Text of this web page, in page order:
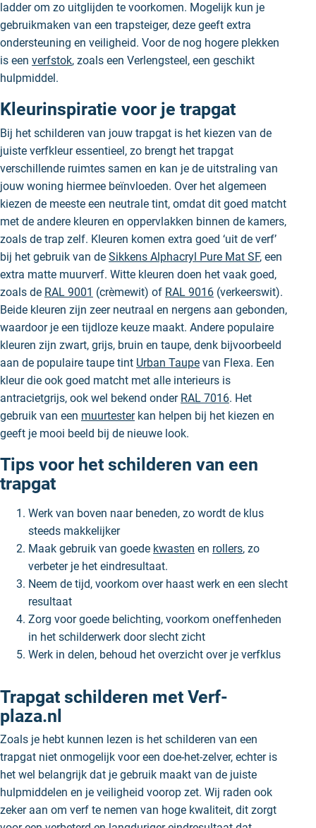
ladder om zo uitglijden te voorkomen. Mogelijk kun je
gebruikmaken van een trapsteiger, deze geeft extra
ondersteuning en veiligheid. Voor de nog hogere plekken
is een verfstok, zoals een Verlengsteel , een geschikt
hulpmiddel.
Kleurinspiratie voor je trapgat
Bij het schilderen van jouw trapgat is het kiezen van de
juiste verfkleur essentieel, zo brengt het trapgat
verschillende ruimtes samen en kan je de uitstraling van
jouw woning hiermee beïnvloeden. Over het algemeen
kiezen de meeste een neutrale tint, omdat dit goed matcht
met de andere kleuren en oppervlakken binnen de kamers,
zoals de trap zelf. Kleuren komen extra goed ‘uit de verf’
bij het gebruik van de Sikkens Alphacryl Pure Mat SF, een
extra matte muurverf. Witte kleuren doen het vaak goed,
zoals de RAL 9001 (crèmewit) of RAL 9016 (verkeerswit).
Beide kleuren zijn zeer neutraal en nergens aan gebonden,
waardoor je een tijdloze keuze maakt. Andere populaire
kleuren zijn zwart, grijs, bruin en taupe, denk bijvoorbeeld
aan de populaire taupe tint Urban Taupe van Flexa. Een
kleur die ook goed matcht met alle interieurs is
antracietgrijs, ook wel bekend onder RAL 7016. Het
gebruik van een muurtesterkan helpen bij het kiezen en
geeft je mooi beeld bij de nieuwe look.
Tips voor het schilderen van een
trapgat
Werk van boven naar beneden, zo wordt de klus
steeds makkelijker
Maak gebruik van goede kwasten en rollers, zo
verbeter je het eindresultaat.
Neem de tijd, voorkom over haast werk en een slecht
resultaat
Zorg voor goede belichting, voorkom oneffenheden
in het schilderwerk door slecht zicht
Werk in delen, behoud het overzicht over je verfklus
Trapgat schilderen met Verf-
plaza.nl
Zoals je hebt kunnen lezen is het schilderen van een
trapgat niet onmogelijk voor een doe-het-zelver, echter is
het wel belangrijk dat je gebruik maakt van de juiste
hulpmiddelen en je veiligheid voorop zet. Wij raden ook
zeker aan om verf te nemen van hoge kwaliteit, dit zorgt